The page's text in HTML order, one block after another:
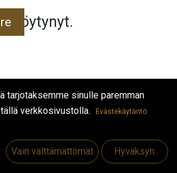
ei löytynyt.
tarjotaksemme sinulle paremman
verkkosivustolla.
Evästekäytäntö
Vain välttämättömät Hyväksyn